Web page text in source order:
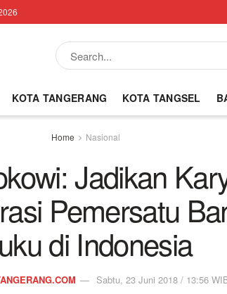
KOTA TANGERANG KOTA TANGSEL
Home Nasional
Jadikan
Pemersatu
di Indonesia
Sabtu, 23 Juni 2018 / 13:56